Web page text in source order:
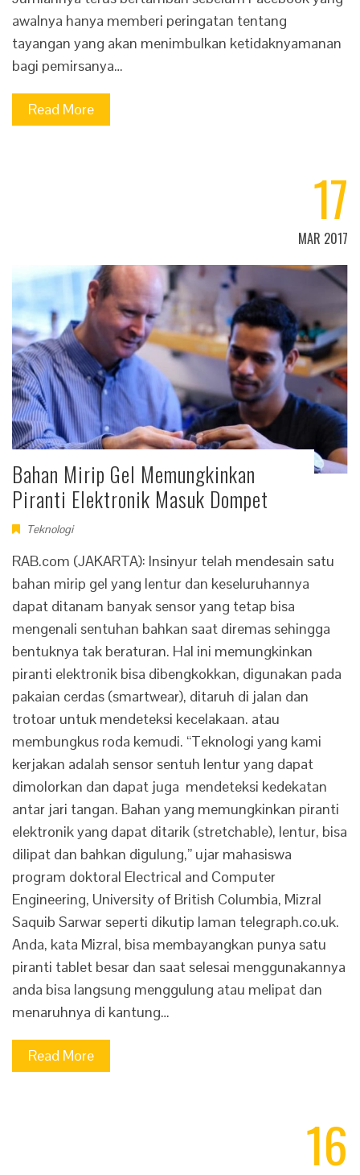
awalnya hanya memberi peringatan tentang
tayangan yang akan menimbulkan ketidaknyamanan
bagi pemirsanya…
Read More
17
MAR 2017
Bahan Mirip Gel Memungkinkan
Piranti Elektronik Masuk Dompet
Teknologi
RAB.com (JAKARTA): Insinyur telah mendesain satu
bahan mirip gel yang lentur dan keseluruhannya
dapat ditanam banyak sensor yang tetap bisa
mengenali sentuhan bahkan saat diremas sehingga
bentuknya tak beraturan. Hal ini memungkinkan
piranti elektronik bisa dibengkokkan, digunakan pada
pakaian cerdas (smartwear), ditaruh di jalan dan
trotoar untuk mendeteksi kecelakaan. atau
membungkus roda kemudi. “Teknologi yang kami
kerjakan adalah sensor sentuh lentur yang dapat
dimolorkan dan dapat juga mendeteksi kedekatan
antar jari tangan. Bahan yang memungkinkan piranti
elektronik yang dapat ditarik (stretchable), lentur, bisa
dilipat dan bahkan digulung,” ujar mahasiswa
program doktoral Electrical and Computer
Engineering, University of British Columbia, Mizral
Saquib Sarwar seperti dikutip laman telegraph.co.uk.
Anda, kata Mizral, bisa membayangkan punya satu
piranti tablet besar dan saat selesai menggunakannya
anda bisa langsung menggulung atau melipat dan
menaruhnya di kantung…
Read More
16